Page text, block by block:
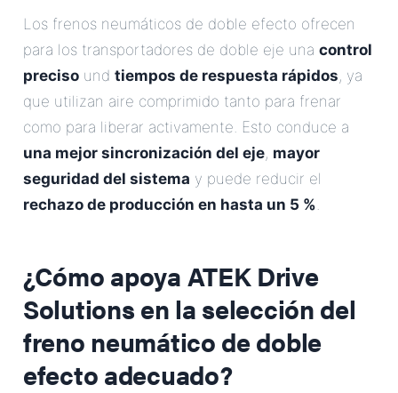
Enviar Mensaje
Los frenos neumáticos de doble efecto ofrecen
para los transportadores de doble eje una control
preciso und tiempos de respuesta rápidos, ya
que utilizan aire comprimido tanto para frenar
como para liberar activamente. Esto conduce a
una mejor sincronización del eje, mayor
seguridad del sistema y puede reducir el
rechazo de producción en hasta un 5 %.
¿Cómo apoya ATEK Drive
Solutions en la selección del
freno neumático de doble
efecto adecuado?